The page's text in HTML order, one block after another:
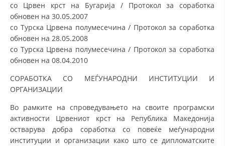
со Црвен крст на Бугарија / Протокол за соработка
обновен на 30.05.2007
со Турска Црвена полумесечина / Протокол за соработка
обновен на 28.05.2008
со Турска Црвена полумесечина / Протокол за соработка
обновен на 08.04.2010
СОРАБОТКА СО МЕЃУНАРОДНИ ИНСТИТУЦИИ И
ОРГАНИЗАЦИИ
Во рамките на спроведувањето на своите програмски
активности Црвениот крст на Република Македонија
остварува добра соработка со повеќе меѓународни
институции и организации како што се дипломатските